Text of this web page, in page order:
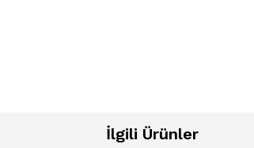
İlgili Ürünler